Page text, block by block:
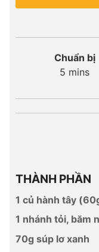
Chuẩn bị
5 minutes
mins
THÀNH PHẦN
1 củ hành tây
1 nhánh tỏi, băm
70g súp lơ xanh